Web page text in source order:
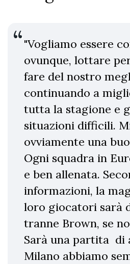
"Vogliamo essere
ovunque, lottare
fare del nostro
continuando a
tutta la stagione e
situazioni difficili.
ovviamente una
Ogni squadra in
e ben allenata.
informazioni, la
loro giocatori sarà
tranne Brown, se
Sarà una partita di
Milano abbiamo